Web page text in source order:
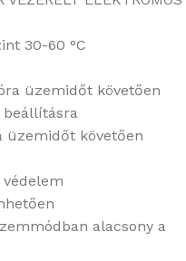
30-60 °C
üzemidőt követően
beállításra
üzemidőt követően
alacsony a